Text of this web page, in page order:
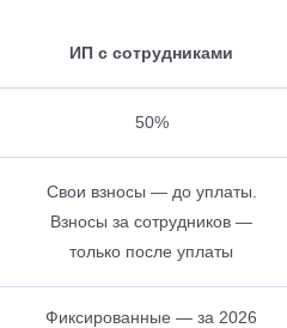
ИП с сотрудниками
50%
Свои взносы — до уплаты.
Взносы за сотрудников —
только после уплаты
Фиксированные — за 2026